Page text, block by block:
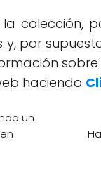
la colección,
por
haciendo
un